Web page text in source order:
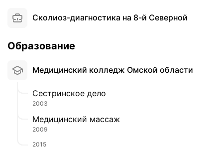
Сколиоз-диагностика на 8-й Северной
Образование
Медицинский колледж Омской области
Сестринское дело
2003
Медицинский массаж
2009
2015